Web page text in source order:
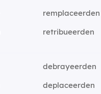
remplaceerden
retribueerden
debrayeerden
deplaceerden